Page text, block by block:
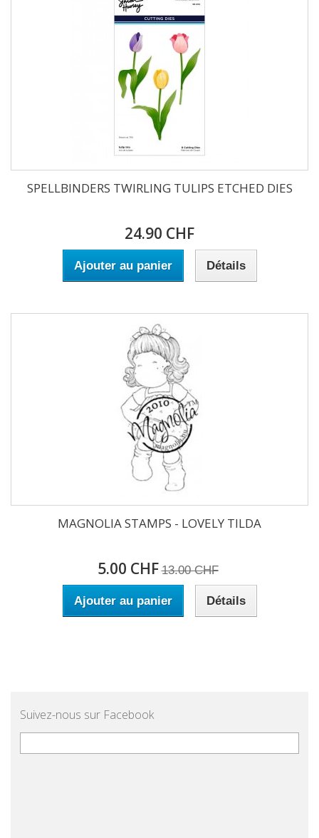
SPELLBINDERS TWIRLING TULIPS ETCHED DIES
24.90 CHF
Ajouter au panier Détails
MAGNOLIA STAMPS - LOVELY TILDA
5.00 CHF 13.00 CHF
Ajouter au panier Détails
Suivez-nous sur Facebook